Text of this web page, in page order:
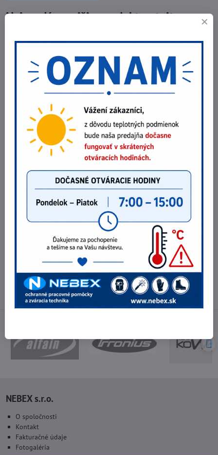
Najpredávanejšie produkty v tejto
Zrkadlo Vialux 584
264,45 €
215 €bez DPH
Do košíka
270,60 €
bez DPH
Zrkadlo Vialux 588
362,85 €
Potrebujete poradiť?
Telefónne čísla
0903 40 80 66 / 0907 62 44 82
E-mail
info@nebex.sk
Otváracie hodiny
Pondelok - Piatok 8:00 - 16:00 hod.
(obed 11:30 - 12:30 hod.)
NEBEX s.r.o.
O spoločnosti
Kontakt
Fakturačné údaje
Fotogaléria